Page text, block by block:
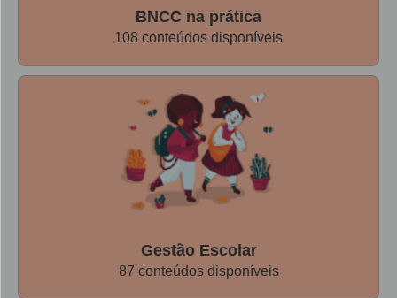
BNCC na prática
108 conteúdos disponíveis
Gestão Escolar
87 conteúdos disponíveis